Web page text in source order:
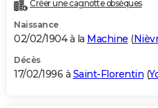
Créer une cagnotte obsèques
Naissance
02/02/1904 à la Machine (
Décès
17/02/1996 à Saint-Florentin (